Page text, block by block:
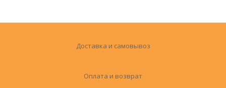
Доставка и самовывоз
Оплата и возврат